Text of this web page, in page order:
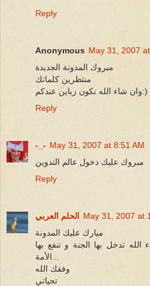
Reply
Anonymous May 31, 2007
مبروك المدونة الجديدة
منتظرين كلماتك
وان شاء الله نكون زباين عندكم:)
Reply
-_- May 31, 2007 at 8:51 AM
مبروك عليك دخول عالم التدوين
Reply
الحلم العربي
May 31, 2007 at
مبارك عليك المدونة
تدخل بها الجنة و تنفع بها
وفقك الله
تحياتي